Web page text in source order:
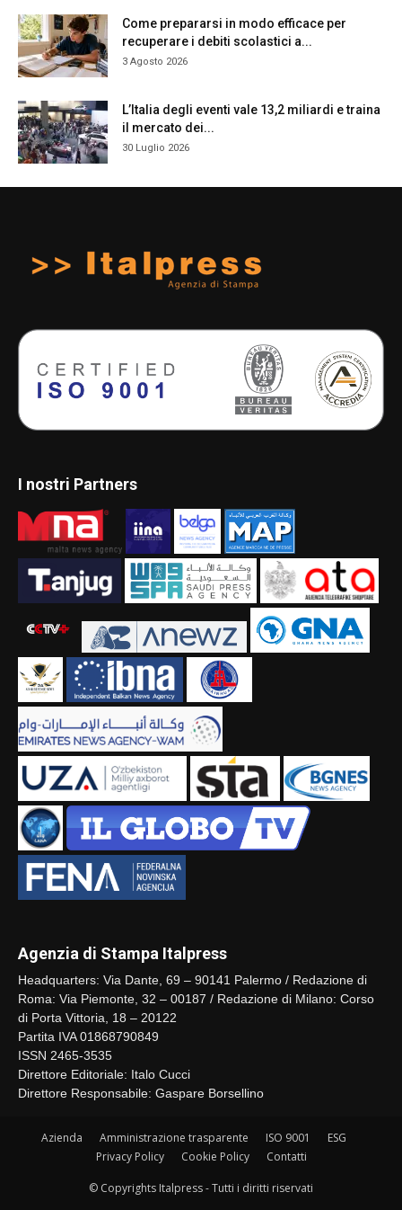
Come prepararsi in modo efficace per
recuperare i debiti scolastici a...
3 Agosto 2026
L’Italia degli eventi vale 13,2 miliardi e traina
il mercato dei...
30 Luglio 2026
I nostri Partners
Agenzia di Stampa Italpress
Headquarters: Via Dante, 69 – 90141 Palermo / Redazione di
Roma: Via Piemonte, 32 – 00187 / Redazione di Milano: Corso
di Porta Vittoria, 18 – 20122
Partita IVA 01868790849
ISSN 2465-3535
Direttore Editoriale: Italo Cucci
Direttore Responsabile: Gaspare Borsellino
Azienda Amministrazione trasparente ISO 9001
ESG
Privacy Policy
Cookie Policy Contatti
© Copyrights Italpress - Tutti i diritti riservati